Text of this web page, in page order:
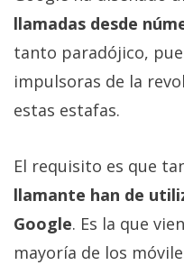
llamadas desde
tanto paradójico,
impulsoras de la
estas estafas.
El requisito es que
llamante han de
Google. Es la que
mayoría de los